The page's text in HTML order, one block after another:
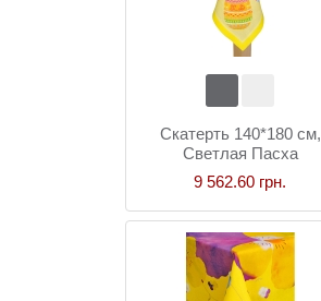
Скатерть 140*180 см,
Светлая Пасха
9 562.60 грн.